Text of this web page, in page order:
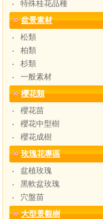
‧
特殊桂花品種
盆景素材
‧
松類
‧
柏類
‧
杉類
‧
一般素材
櫻花類
‧
櫻花苗
‧
櫻花中型樹
‧
櫻花成樹
玫瑰花專區
‧
盆植玫瑰
‧
黑軟盆玫瑰
‧
穴盤苗
大型景觀樹